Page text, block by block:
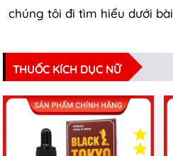
chúng tôi đi tìm hiểu dưới
THUỐC KÍCH DỤC NỮ